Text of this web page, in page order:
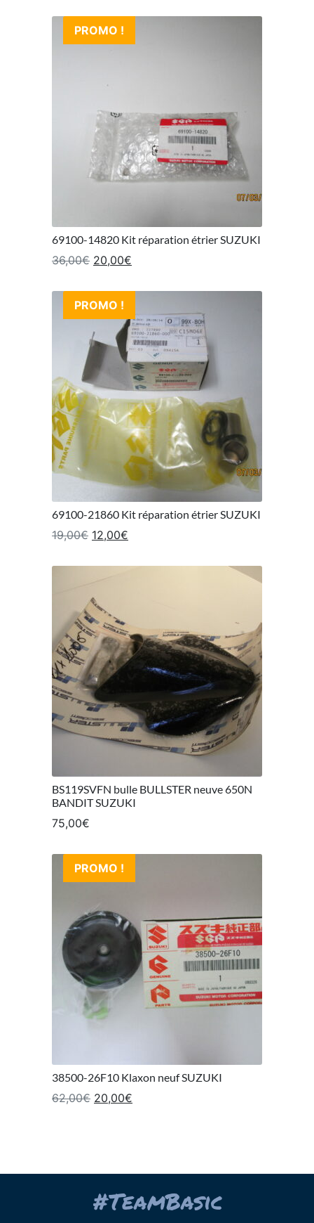
PROMO !
69100-14820 Kit réparation étrier SUZUKI
36,00€ Le prix initial était : 36,00€.
20,00€
PROMO !
69100-21860 Kit réparation étrier SUZUKI
19,00€ Le prix initial était : 19,00€.
12,00€
BS119SVFN bulle BULLSTER neuve 650N
BANDIT SUZUKI
75,00€
PROMO !
38500-26F10 Klaxon neuf SUZUKI
62,00€ Le prix initial était : 62,00€.
20,00€